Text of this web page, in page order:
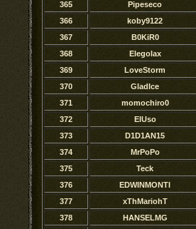
365
Pipeseco
366
koby9122
367
B0KiR0
368
Elegolax
369
LoveStorm
370
GladIce
371
momochiro0
372
ElUso
373
D1D1AN15
374
MrPoPo
375
Teck
376
EDWINMONTI
377
xThMariohT
378
HANSELMG